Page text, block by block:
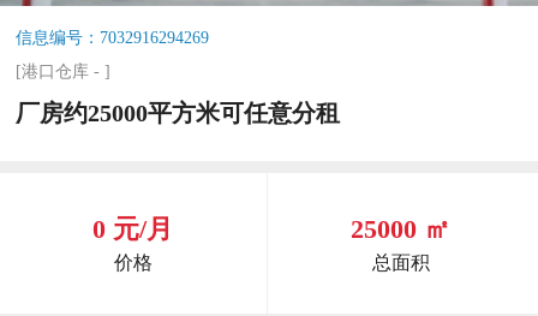
信息编号：7032916294269
[港口仓库 -]
厂房约25000平方米可任意分租
0 元/月
价格
25000 ㎡
总面积